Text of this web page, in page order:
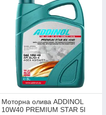
Моторна олива ADDINOL
10W40 PREMIUM STAR 5l